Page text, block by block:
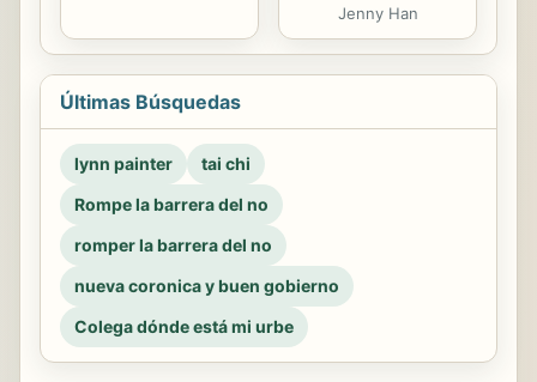
Jenny Han
Últimas Búsquedas
lynn painter
tai chi
Rompe la barrera del no
romper la barrera del no
nueva coronica y buen gobierno
Colega dónde está mi urbe